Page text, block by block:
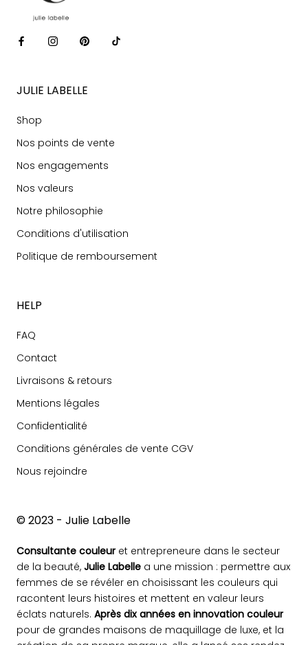
JULIE LABELLE
Shop
Nos points de vente
Nos engagements
Nos valeurs
Notre philosophie
Conditions d'utilisation
Politique de remboursement
HELP
FAQ
Contact
Livraisons & retours
Mentions légales
Confidentialité
Conditions générales de vente CGV
Nous rejoindre
© 2023 - Julie Labelle
Consultante couleur et entrepreneure dans le secteur
de la beauté, Julie Labelle a une mission : permettre aux
femmes de se révéler en choisissant les couleurs qui
racontent leurs histoires et mettent en valeur leurs
éclats naturels. Après dix années en innovation couleur
pour de grandes maisons de maquillage de luxe, et la